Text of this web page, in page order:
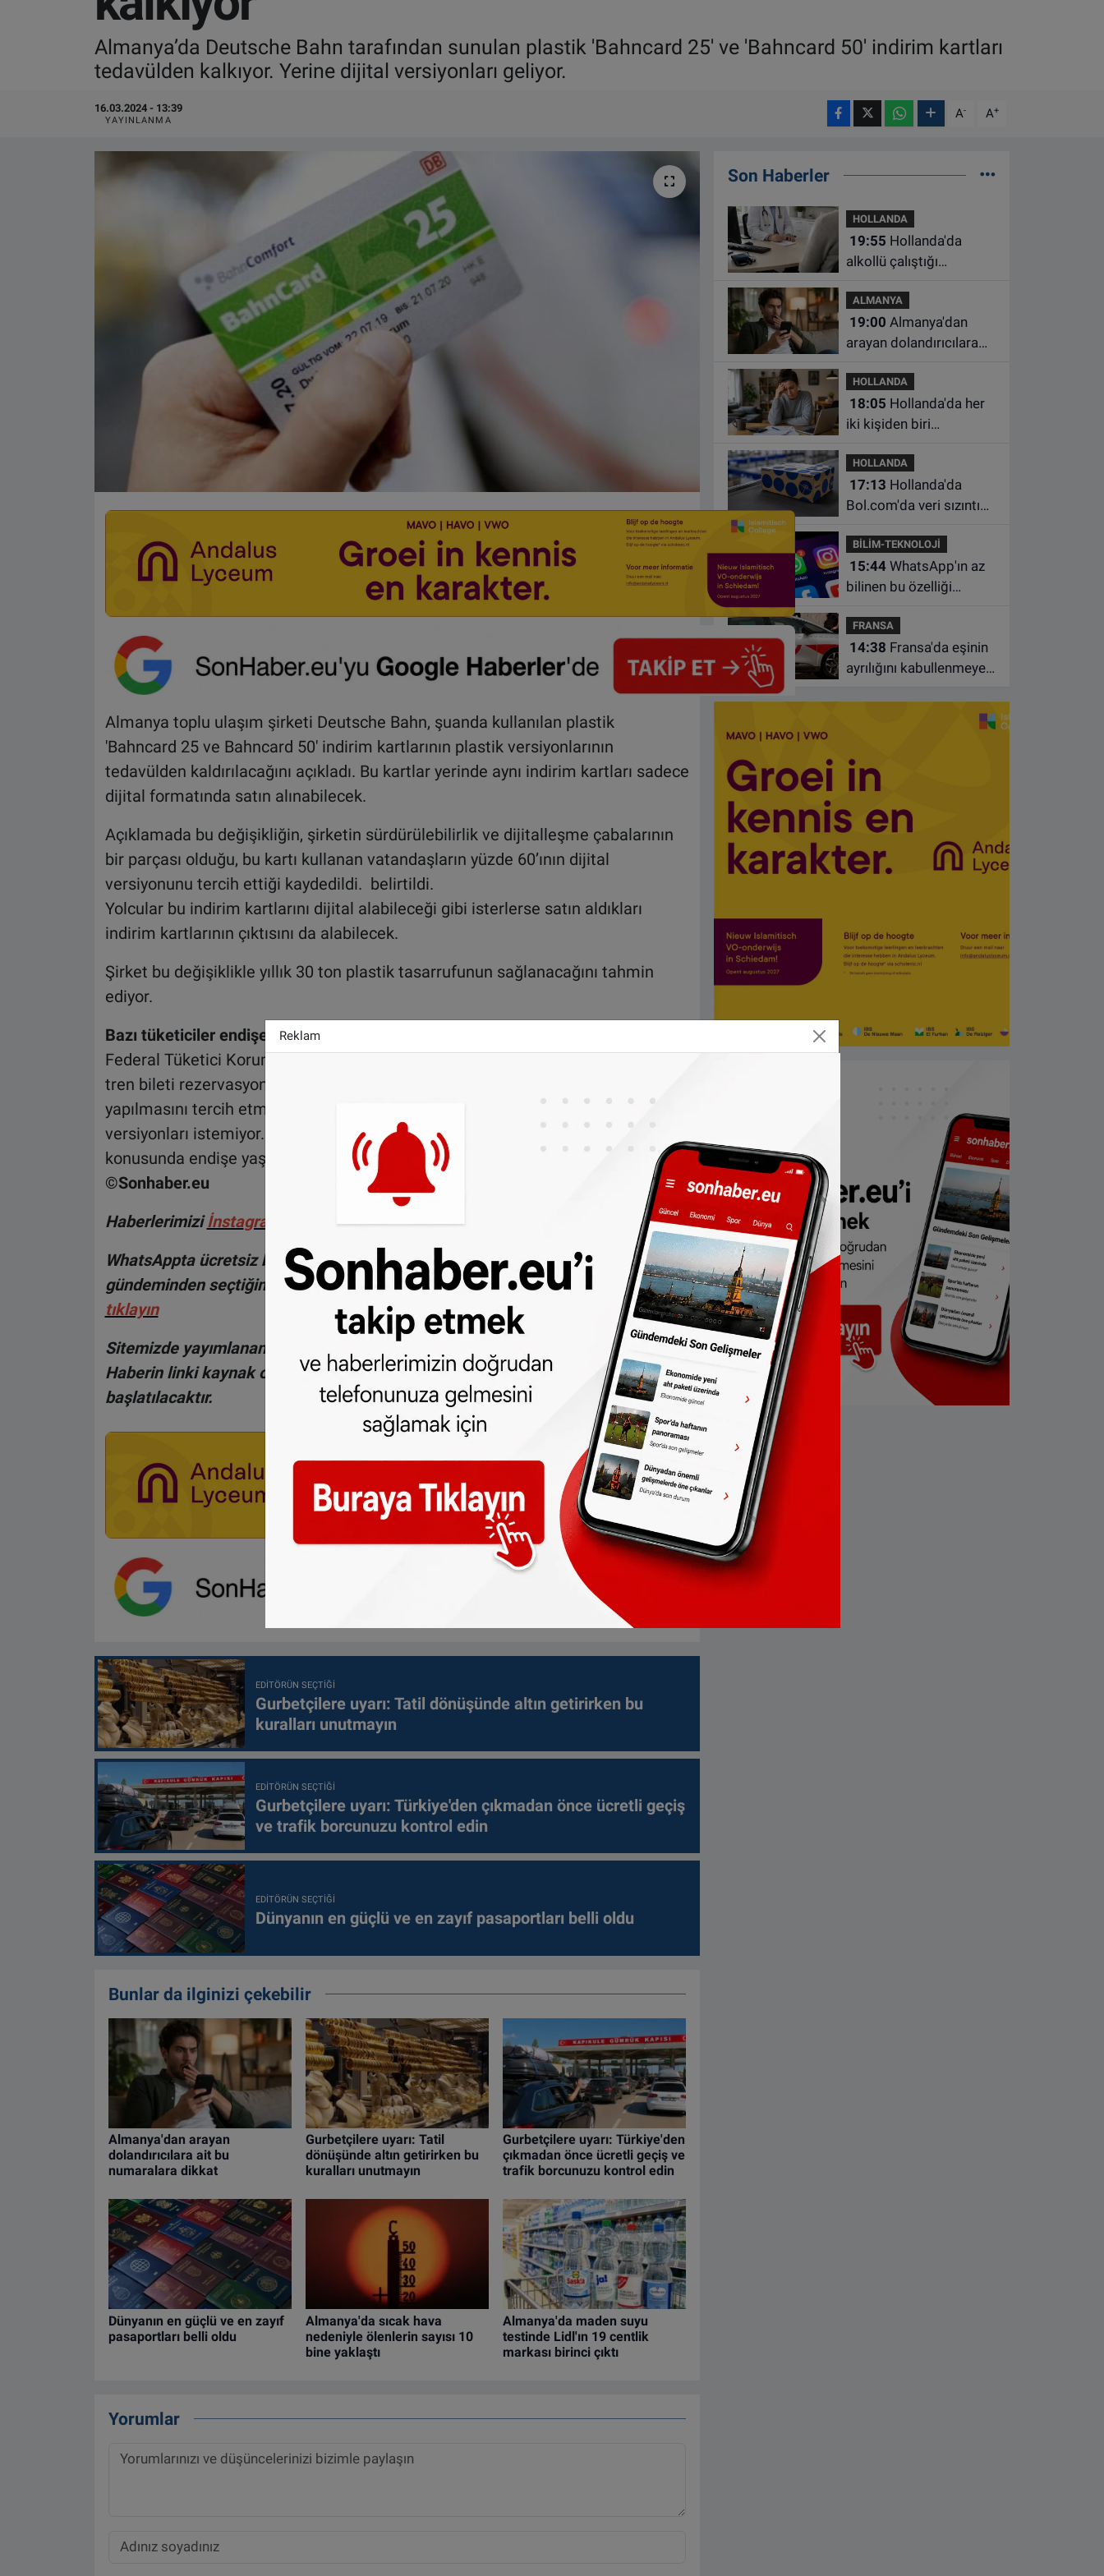
Almanya’da Deutsche Bahn tarafından sunulan plastik 'Bahncard 25' ve 'Bahncard 50' indirim kartları
tedavülden kalkıyor. Yerine dijital versiyonları geliyor.
16.03.2024 - 13:39
YAYINLANMA A- A+
Almanya toplu ulaşım şirketi Deutsche Bahn, şuanda kullanılan plastik
'Bahncard 25 ve Bahncard 50' indirim kartlarının plastik versiyonlarının
tedavülden kaldırılacağını açıkladı. Bu kartlar yerinde aynı indirim kartları sadece
dijital formatında satın alınabilecek.
Açıklamada bu değişikliğin, şirketin sürdürülebilirlik ve dijitalleşme çabalarının
bir parçası olduğu, bu kartı kullanan vatandaşların yüzde 60’ının dijital
versiyonunu tercih ettiği kaydedildi. belirtildi.
Yolcular bu indirim kartlarını dijital alabileceği gibi isterlerse satın aldıkları
indirim kartlarının çıktısını da alabilecek.
Şirket bu değişiklikle yıllık 30 ton plastik tasarrufunun sağlanacağını tahmin
ediyor.
Bazı tüketiciler endişeli
Federal Tüketici Koruma Birliği'nin (vzbv) anketine göre, Almanların yüzde 64'ü,
tren bileti rezervasyonlarının yalnızca internet veya uygulama üzerinden
yapılmasını tercih etmiyor. Özellikle 50 yaş ve üstü kişilerin yüzde 75’i dijital
versiyonları istemiyor. Bazı tüketiciler ise özellikle kişisel veri paylaşımı
konusunda endişe yaşıyor.
©Sonhaber.eu
Haberlerimizi İnstagram hesabımızdan da takip edebilirsiniz.
WhatsAppta ücretsiz bültenimize abone olun, Hollanda ve diğer Avrupa ülkeleri
gündeminden seçtiğimiz haberler her gün telefonunuza gelsin!Abone olmak için
tıklayın
Sitemizde yayımlanan haberlerin her türlü hakkı
’ya aittir.
Haberin linki kaynak olarak gösterilmeden alınan haberler için hukuki işlem
başlatılacaktır.
EDITÖRÜN SEÇTIĞI
Gurbetçilere uyarı: Tatil dönüşünde altın getirirken bu
kuralları unutmayın
EDITÖRÜN SEÇTIĞI
Gurbetçilere uyarı: Türkiye'den çıkmadan önce ücretli geçiş
ve trafik borcunuzu kontrol edin
EDITÖRÜN SEÇTIĞI
Dünyanın en güçlü ve en zayıf pasaportları belli oldu
Bunlar da ilginizi çekebilir
Almanya'dan arayan
dolandırıcılara ait bu
numaralara dikkat
Gurbetçilere uyarı: Tatil
dönüşünde altın getirirken bu
kuralları unutmayın
Gurbetçilere uyarı: Türkiye'den
çıkmadan önce ücretli geçiş ve
trafik borcunuzu kontrol edin
Dünyanın en güçlü ve en zayıf
pasaportları belli oldu
Almanya'da sıcak hava
nedeniyle ölenlerin sayısı 10
bine yaklaştı
Almanya'da maden suyu
testinde Lidl'ın 19 centlik
markası birinci çıktı
Yorumlar
Son Haberler
HOLLANDA
19:55
alkollü çalıştığı
çalışma yasağı
ALMANYA
19:00
arayan dolandırıcılara
HOLLANDA
18:05
iki kişiden biri
HOLLANDA
17:13
Bol.com'da veri sızıntısı:
geçirilmiş olabilir
BİLİM-TEKNOLOJİ
15:44WhatsApp'ın az
bilinen bu özelliği
hale getiriyor
FRANSA
14:38
ayrılığını kabullenmeyen
ALGEMENE VOORWAARDEN
CONTACT
Çerez Politikası
Reklam